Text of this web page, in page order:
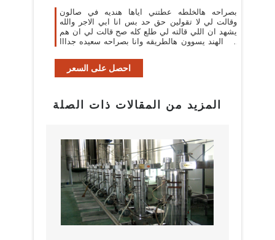
بصراحه هالخلطه عطتني اياها هنديه في صالون
وقالت لي لا تقولين حق حد بس انا ابي الاجر والله
يشهد ان اللي قالته لي طلع كله صح قالت لي ان هم
في الهند يسوون هالطريقه وانا بصراحه سعيده جدااا
احصل على السعر
المزيد من المقالات ذات الصلة